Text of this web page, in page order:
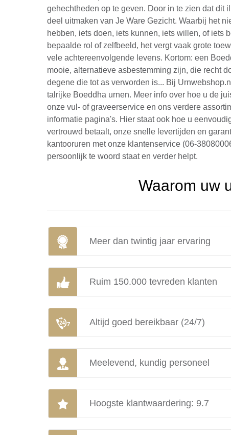
gehechtheden op te geven. Door in te zien dat dit
deel uitmaken van Je Ware Gezicht. Waarbij het
hebben, iets doen, iets kunnen, iets willen, of iets
bepaalde rol of zelfbeeld, het vergt vaak grote
vele achtereenvolgende levens. Kortom: een
mooie, alternatieve asbestemming zijn, die recht
degene die tot as verworden is... Bij
talrijke Boeddha urnen. Meer info over hoe u de
onze vul- of graveerservice en ons verdere
informatie pagina's. Hier staat ook hoe u
vertrouwd betaalt, onze snelle levertijden en
kantooruren met onze klantenservice (06-
persoonlijk te woord staat en verder helpt.
Waarom uw
Meer dan twintig jaar ervaring
Ruim 150.000 tevreden klanten
Altijd goed bereikbaar (24/7)
Meelevend, kundig personeel
Hoogste klantwaardering: 9.7